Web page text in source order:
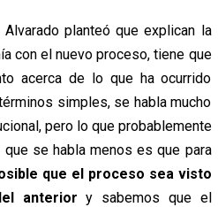
planteó que explican la
con el nuevo proceso, tiene que
acerca de lo que ha ocurrido
simples, se habla mucho
pero lo que probablemente
se habla menos es que para
que el proceso sea visto
anterior y sabemos que el